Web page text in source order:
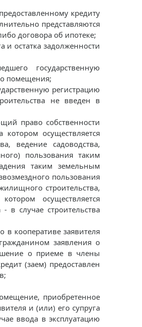
кредиту
представляются
договора об ипотеке;
и остатка задолженности
государственную
помещения;
регистрацию
не введен в
право собственности
осуществляется
ведение садоводства,
пользования таким
таким земельным
пользования
строительства,
осуществляется
в случае строительства
в кооперативе заявителя
заявления о
о приеме в члены
(заем) предоставлен
приобретенное
и (или) его супруга
ввода в эксплуатацию